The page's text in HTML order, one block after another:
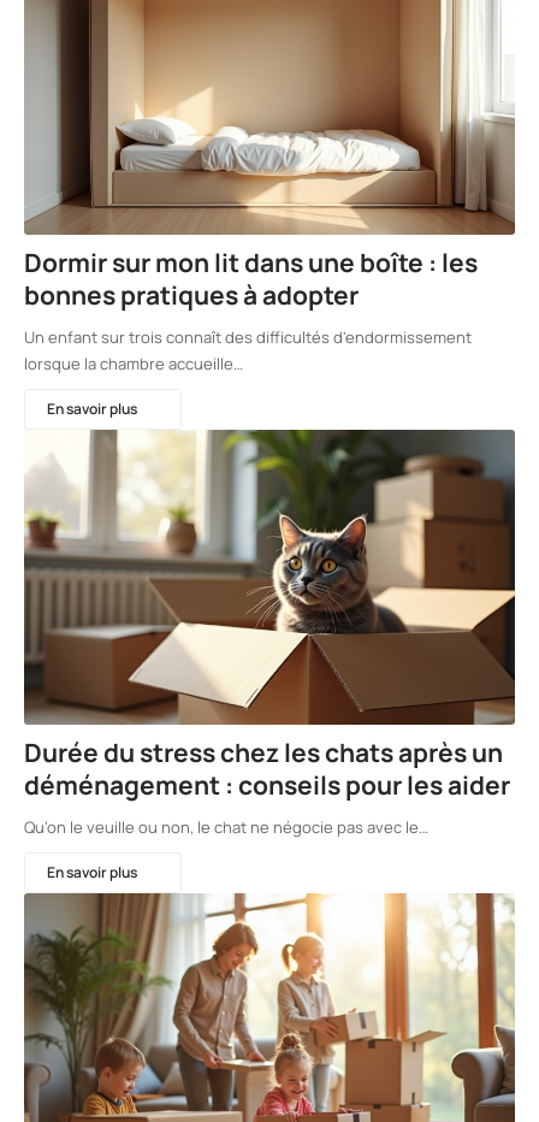
Dormir sur mon lit dans une boîte : les
bonnes pratiques à adopter
Un enfant sur trois connaît des difficultés d'endormissement
lorsque la chambre accueille…
En savoir plus
Durée du stress chez les chats après un
déménagement : conseils pour les aider
Qu’on le veuille ou non, le chat ne négocie pas avec le…
En savoir plus